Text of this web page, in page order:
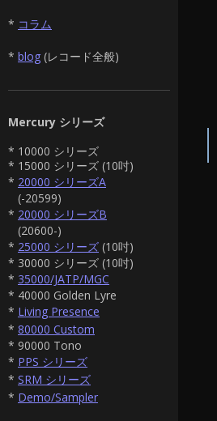
* コラム
* blog (レコード全般)
Mercury シリーズ
* 10000 シリーズ
* 15000 シリーズ (10吋)
* 20000 シリーズA
(-20599)
* 20000 シリーズB
(20600-)
* 25000 シリーズ (10吋)
* 30000 シリーズ (10吋)
* 35000/JATP/MGC
* 40000 Golden Lyre
* Living Presence
* 80000 Custom
* 90000 Tono
* PPS シリーズ
* SRM シリーズ
* Demo/Sampler